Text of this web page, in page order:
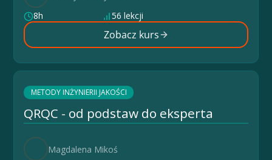
8h
56 lekcji
Zobacz kurs
METODY INŻYNIERII JAKOŚCI
QRQC - od podstaw do eksperta
Magdalena Mikoś